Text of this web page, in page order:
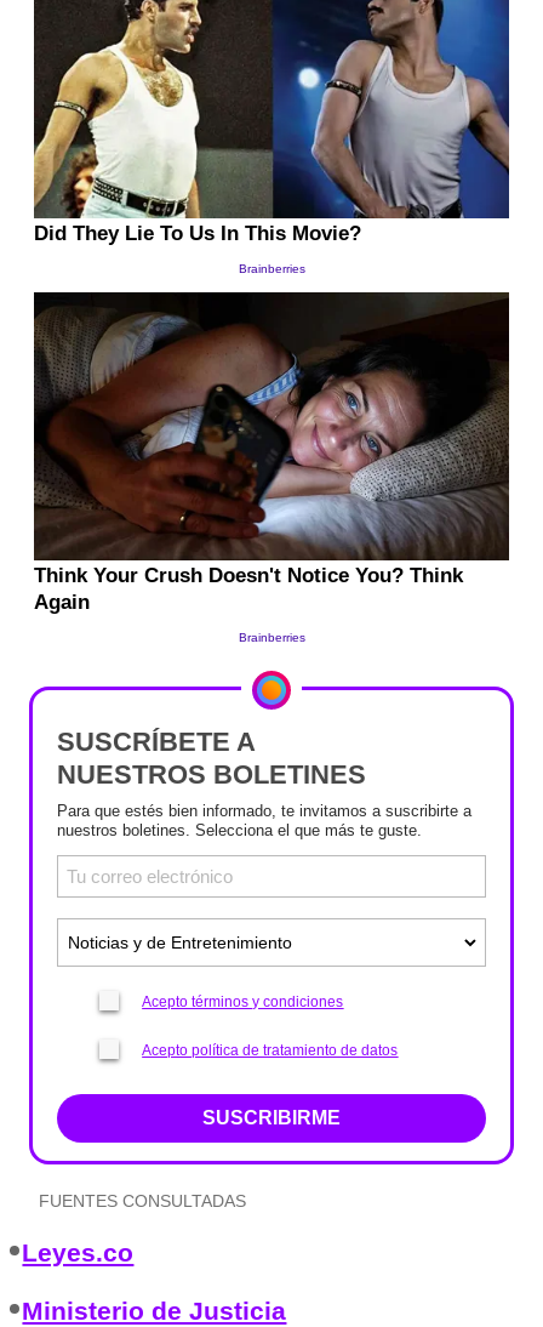
SUSCRÍBETE A
NUESTROS BOLETINES
Para que estés bien informado, te invitamos a suscribirte a
nuestros boletines. Selecciona el que más te guste.
Acepto términos y condiciones
Acepto política de tratamiento de datos
SUSCRIBIRME
FUENTES CONSULTADAS
Leyes.co
Ministerio de Justicia